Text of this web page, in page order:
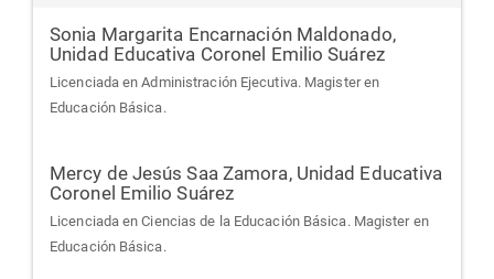
Sonia Margarita Encarnación Maldonado,
Unidad Educativa Coronel Emilio Suárez
Licenciada en Administración Ejecutiva. Magister en
Educación Básica.
Mercy de Jesús Saa Zamora, Unidad Educativa
Coronel Emilio Suárez
Licenciada en Ciencias de la Educación Básica. Magister en
Educación Básica.